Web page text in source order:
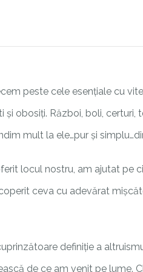
peste cele esențiale cu
obosiți. Război, boli, certuri,
mult la ele…pur și
locul nostru, am ajutat pe
ceva cu adevărat
definiție a
de ce am venit pe lume.